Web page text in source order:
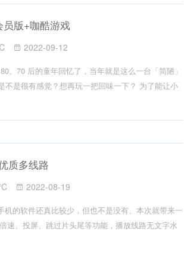
版+咖酷游戏
2022-09-12
、70 后的童年回忆了，当年就是这么一台「简陋」
是很有感觉？想再玩一把回味一下？ 为了能让小
质多线路
℃ 2022-08-19
的软件还真比较少，但也不是没有、本次就带来一
速、投屏、跳过片头尾等功能，播放线路无文字水